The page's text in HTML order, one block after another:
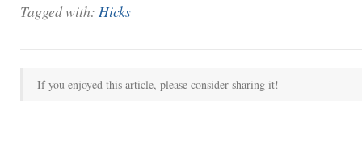
Tagged with: Hicks
If you enjoyed this article, please consider sharing it!